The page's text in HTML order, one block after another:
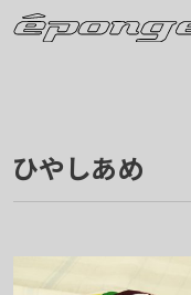
ひやしあめ